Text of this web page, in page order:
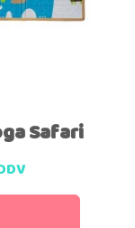
Safari